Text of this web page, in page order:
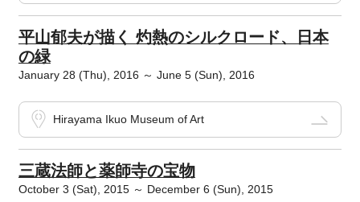
平山郁夫が描く 灼熱のシルクロード、日本
の緑
January 28 (Thu), 2016 ～ June 5 (Sun), 2016
Hirayama Ikuo Museum of Art
三蔵法師と薬師寺の宝物
October 3 (Sat), 2015 ～ December 6 (Sun), 2015